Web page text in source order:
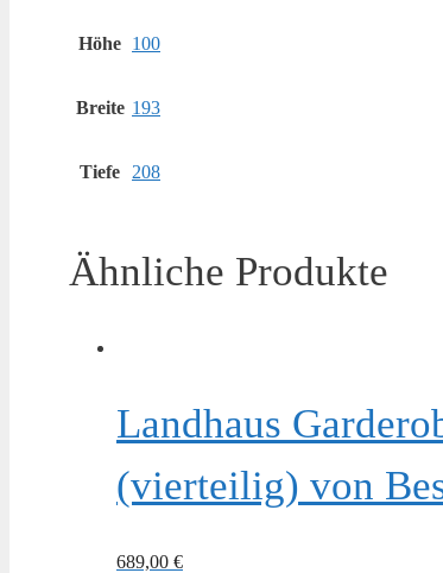
Höhe 100
Breite 193
Tiefe 208
Ähnliche Produkte
Landhaus
(vierteilig) von
689,00 €